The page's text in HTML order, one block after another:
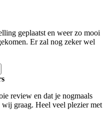
geplaatst en weer zo mooi
Er zal nog zeker wel
review en dat je nogmaals
graag. Heel veel plezier met